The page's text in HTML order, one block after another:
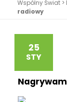
Wspólny Świat >
radiowy
25
STY